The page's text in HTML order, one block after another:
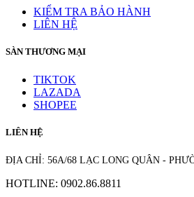
KIỂM TRA BẢO HÀNH
LIÊN HỆ
SÀN THƯƠNG MẠI
TIKTOK
LAZADA
SHOPEE
LIÊN HỆ
ĐỊA CHỈ: 56A/68 LẠC LONG QUÂN -
HOTLINE: 0902.86.8811